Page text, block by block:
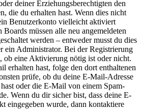
deiner Erziehungsberechtigten den
die du erhalten hast. Wenn dies nicht
Benutzerkonto vielleicht aktiviert
müssen alle neu angemeldeten
werden – entweder musst du dies
ein Administrator. Bei der Registrierung
ob eine Aktivierung nötig ist oder nicht.
erhalten hast, folge den dort enthaltenen
prüfe, ob du deine E-Mail-Adresse
oder die E-Mail von einem Spam-
Wenn du dir sicher bist, dass deine E-
eingegeben wurde, dann kontaktiere